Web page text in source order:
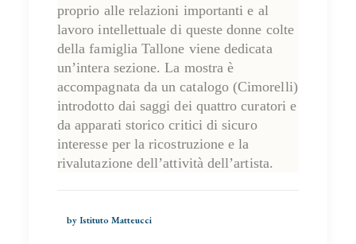
proprio alle relazioni importanti e al
lavoro intellettuale di queste donne colte
della famiglia Tallone viene dedicata
un’intera sezione. La mostra è
accompagnata da un catalogo (Cimorelli)
introdotto dai saggi dei quattro curatori e
da apparati storico critici di sicuro
interesse per la ricostruzione e la
rivalutazione dell’attività dell’artista.
by Istituto Matteucci